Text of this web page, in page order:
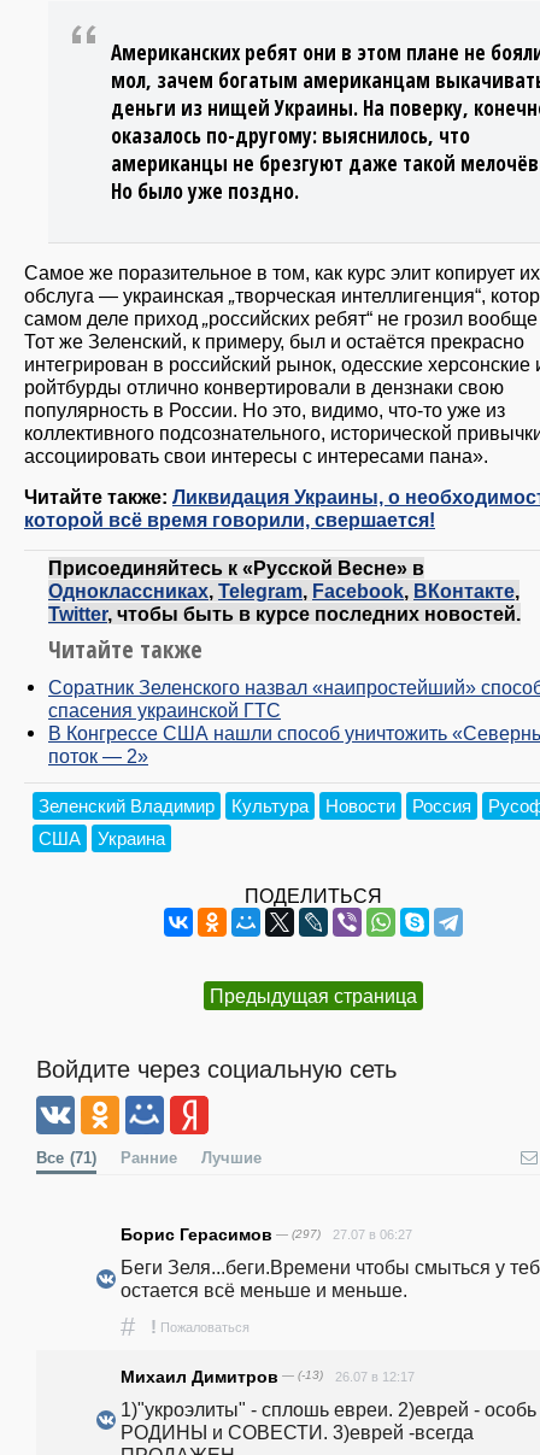
Американских ребят они в этом плане не
мол, зачем богатым американцам
деньги из нищей Украины. На поверку,
оказалось по-другому: выяснилось, что
американцы не брезгуют даже такой
Но было уже поздно.
Самое же поразительное в том, как курс элит копирует их
обслуга — украинская „творческая интеллигенция“,
самом деле приход „российских ребят“ не грозил
Тот же Зеленский, к примеру, был и остаётся прекрасно
интегрирован в российский рынок, одесские херсонские
ройтбурды отлично конвертировали в дензнаки свою
популярность в России. Но это, видимо, что-то уже из
коллективного подсознательного, исторической
ассоциировать свои интересы с интересами пана».
Читайте также: Ликвидация Украины, о
которой всё время говорили, свершается!
Присоединяйтесь к «Русской Весне» в
Одноклассниках, Telegram, Facebook, ВКонтакте,
Twitter, чтобы быть в курсе последних новостей.
Читайте также
Соратник Зеленского назвал «наипростейший»
спасения украинской ГТС
​В Конгрессе США нашли способ уничтожить
поток — 2»
Зеленский Владимир Культура Новости Россия
США
Украина
ПОДЕЛИТЬСЯ
Предыдущая страница
Войдите через социальную сеть
Все (71) Ранние Лучшие
Борис Герасимов — (297) 27.07 в 06:27
Беги Зеля...беги.Времени чтобы смыться у
остается всё меньше и меньше.
# ! Пожаловаться
Михаил Димитров — (-13) 26.07 в 12:17
1)"укроэлиты" - сплошь евреи. 2)еврей - особь
РОДИНЫ и СОВЕСТИ. 3)еврей -всегда